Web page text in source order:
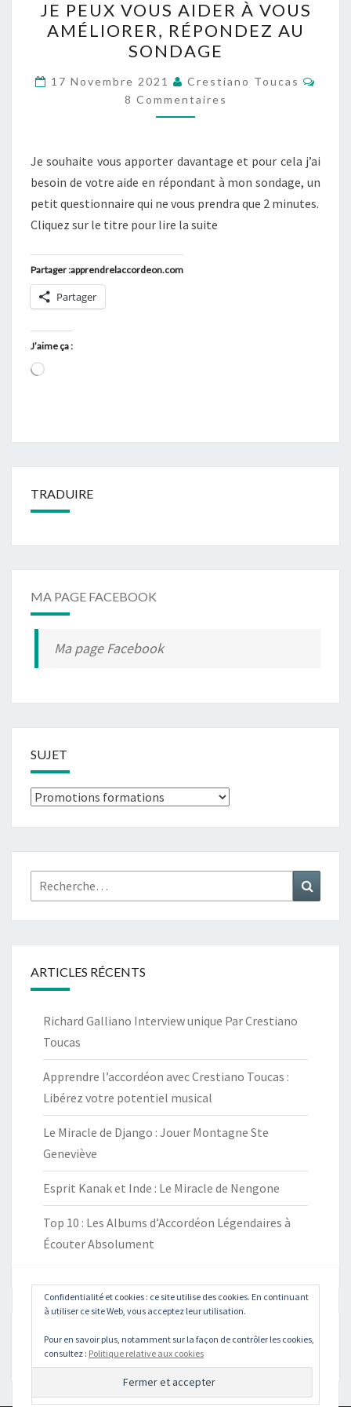
PEUX
VOUS
AIDER
À
VOUS
AMÉLIORER,
AU
SONDAGE
JE PEUX VOUS AIDER À VOUS
AMÉLIORER, RÉPONDEZ AU
SONDAGE
17 Novembre 2021 Crestiano Toucas
8 Commentaires
Je souhaite vous apporter davantage et pour cela j’ai
besoin de votre aide en répondant à mon sondage, un
petit questionnaire qui ne vous prendra que 2 minutes.
Cliquez sur le titre pour lire la suite
Partager :apprendrelaccordeon.com
Partager
J’aime ça :
Chargement…
TRADUIRE
MA PAGE FACEBOOK
Ma page Facebook
SUJET
Sujet
Confidentialité et cookies : ce site utilise des cookies. En continuant
à utiliser ce site Web, vous acceptez leur utilisation.
Pour en savoir plus, notamment sur la façon de contrôler les cookies,
consultez : Politique relative aux cookies
Rechercher :
ARTICLES RÉCENTS
Richard Galliano Interview unique Par Crestiano
Toucas
Apprendre l’accordéon avec Crestiano Toucas :
Libérez votre potentiel musical
Le Miracle de Django : Jouer Montagne Ste
Geneviève
Esprit Kanak et Inde : Le Miracle de Nengone
Top 10 : Les Albums d’Accordéon Légendaires à
Écouter Absolument
Rechercher :